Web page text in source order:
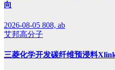
向
2026-08-05 808, ab
艾邦高分子
三菱化学开发碳纤维预浸料